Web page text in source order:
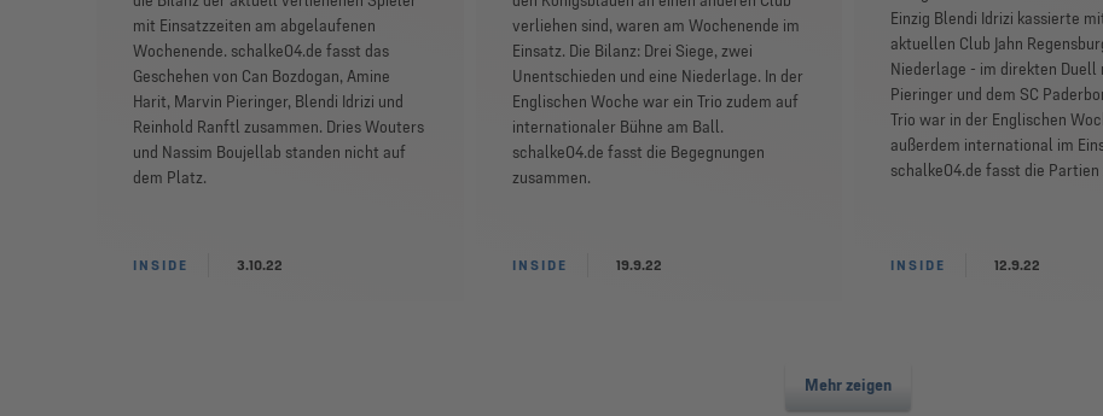
mit Einsatzzeiten am abgelaufenen
Wochenende. schalke04.de fasst das
Geschehen von Can Bozdogan, Amine
Harit, Marvin Pieringer, Blendi Idrizi und
Reinhold Ranftl zusammen. Dries Wouters
und Nassim Boujellab standen nicht auf
dem Platz.
INSIDE 3.10.22
verliehen sind, waren am Wochenende im
Einsatz. Die Bilanz: Drei Siege, zwei
Unentschieden und eine Niederlage. In der
Englischen Woche war ein Trio zudem auf
internationaler Bühne am Ball.
schalke04.de fasst die Begegnungen
zusammen.
INSIDE 19.9.22
Einzig Blendi Idrizi kassierte
aktuellen Club Jahn
Niederlage - im direkten Duell
Pieringer und dem SC
Trio war in der Englischen
außerdem international im
schalke04.de fasst die Partien
INSIDE 12.9.22
Mehr zeigen